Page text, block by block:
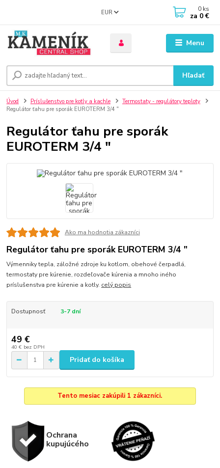
Menu
EUR
Hľadať
0 ks
za 0 €
Úvod Príslušenstvo pre kotly a kachle
Termostaty - regulátory teploty
Regulátor ťahu pre sporák EUROTERM 3/4 "
Regulátor ťahu pre sporák
EUROTERM 3/4 "
Ako ma hodnotia zákazníci
Regulátor ťahu pre sporák EUROTERM 3/4 "
Výmenniky tepla, záložné zdroje ku kotlom, obehové čerpadlá,
termostaty pre kúrenie, rozdeľovače kúrenia a mnoho iného
príslušenstva pre kúrenie a kotly. celý popis
Dostupnosť 3-7 dní
49 €
40 € bez DPH
Pridať do košíka
Tento mesiac zakúpili 1 zákazníci.
Ochrana
kupujúcého